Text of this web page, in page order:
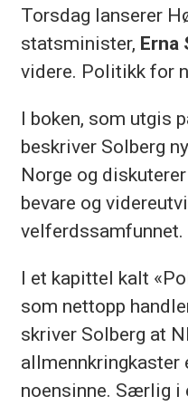
Torsdag lanserer
statsminister, Erna
videre. Politikk for
I boken, som utgis
beskriver Solberg
Norge og
bevare og
velferdssamfunnet.
I et kapittel kalt
som nettopp
skriver Solberg at
allmennkringkaster
noensinne. Særlig i